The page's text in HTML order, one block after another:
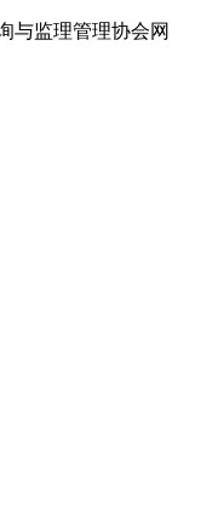
与监理管理协会网